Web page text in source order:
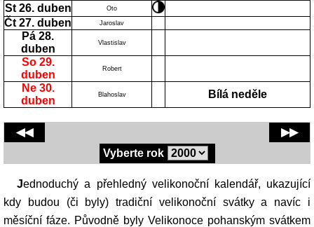
St 26. duben Oto
Čt 27. duben Jaroslav
Pá 28.
duben
Vlastislav
So 29.
duben
Robert
Ne 30.
duben
Blahoslav Bílá neděle
Vyberte rok
◀◀ ▶▶
Jednoduchý a přehledný velikonoční kalendář, ukazující
kdy budou (či byly) tradiční velikonoční svátky a navíc i
měsíční fáze. Původně byly Velikonoce pohanským svátkem